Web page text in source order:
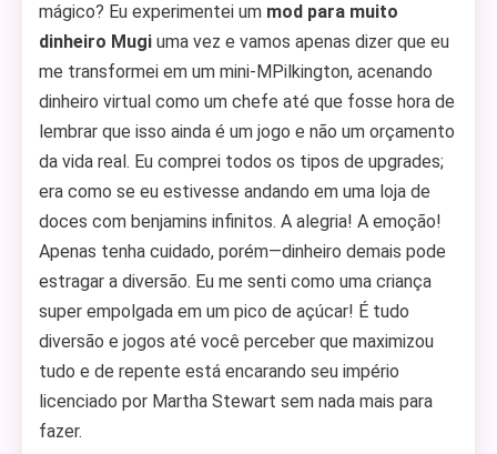
mágico? Eu experimentei um mod para muito
dinheiro Mugi uma vez e vamos apenas dizer que eu
me transformei em um mini-MPilkington, acenando
dinheiro virtual como um chefe até que fosse hora de
lembrar que isso ainda é um jogo e não um orçamento
da vida real. Eu comprei todos os tipos de upgrades;
era como se eu estivesse andando em uma loja de
doces com benjamins infinitos. A alegria! A emoção!
Apenas tenha cuidado, porém—dinheiro demais pode
estragar a diversão. Eu me senti como uma criança
super empolgada em um pico de açúcar! É tudo
diversão e jogos até você perceber que maximizou
tudo e de repente está encarando seu império
licenciado por Martha Stewart sem nada mais para
fazer.